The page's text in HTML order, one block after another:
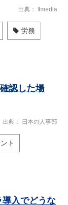
出典 Itmedia
労務
認した場
出典 日本の人事部
ト
導入でどうな